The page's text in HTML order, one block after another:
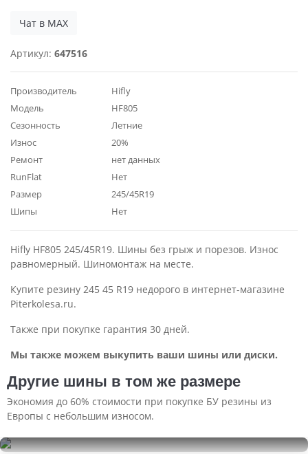
Чат в MAX
Артикул: 647516
Производитель
Hifly
Модель
HF805
Сезонность
Летние
Износ
20%
Ремонт
нет данных
RunFlat
Нет
Размер
245/45R19
Шипы
Нет
Hifly HF805 245/45R19. Шины без грыж и порезов. Износ
равномерный. Шиномонтаж на месте.
Купите резину 245 45 R19 недорого в интернет-магазине
Piterkolesa.ru.
Также при покупке гарантия 30 дней.
Мы также можем выкупить ваши шины или диски.
Другие шины в том же размере
Экономия до 60% стоимости при покупке БУ резины из
Европы с небольшим износом.